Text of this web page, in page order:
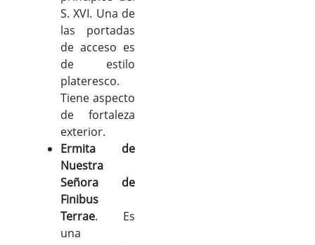
S. XVI. Una de
las portadas
de acceso es
de estilo
plateresco.
Tiene aspecto
de fortaleza
exterior.
Ermita de
Nuestra
Señora de
Finibus
Terrae. Es
una